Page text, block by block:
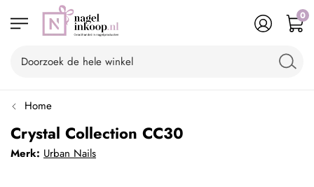
0
Home
Crystal Collection CC30
Merk: Urban Nails